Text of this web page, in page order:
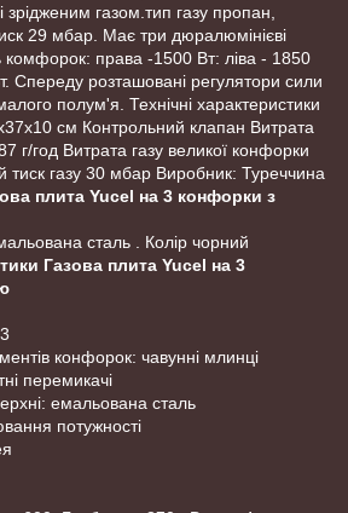
зрідженим газом.тип газу пропан,
29 мбар. Має три дюралюмінієві
комфорок: права -1500 Вт: ліва - 1850
Спереду розташовані регулятори сили
полум'я. Технічні характеристики
см Контрольний клапан Витрата
г/год Витрата газу великої конфорки
тиск газу 30 мбар Виробник: Туреччина
плита Yucel на 3 конфорки з
сталь . Колір чорний
Газова плита Yucel на 3
конфорок: чавунні млинці
перемикачі
емальована сталь
потужності